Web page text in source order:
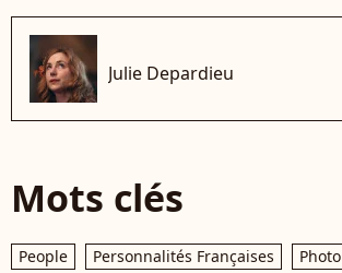
Julie Depardieu
Mots clés
People Personnalités Françaises Photo